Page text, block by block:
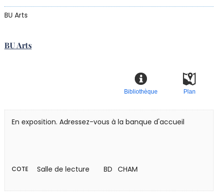
BU Arts
BU Arts
Plan
Bibliothèque
En exposition. Adressez-vous à la banque d'accueil
COTE Salle de lecture BD CHAM